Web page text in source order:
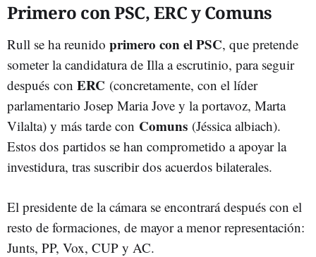
Primero con PSC, ERC y Comuns
Rull se ha reunido primero con el PSC, que pretende
someter la candidatura de Illa a escrutinio, para seguir
después con ERC (concretamente, con el líder
parlamentario Josep Maria Jove y la portavoz, Marta
Vilalta) y más tarde con Comuns (Jéssica albiach).
Estos dos partidos se han comprometido a apoyar la
investidura, tras suscribir dos acuerdos bilaterales.
El presidente de la cámara se encontrará después con el
resto de formaciones, de mayor a menor representación:
Junts, PP, Vox, CUP y AC.